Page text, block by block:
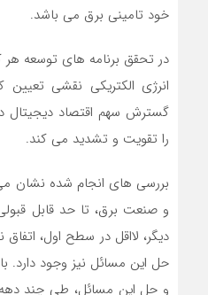
خود تامینی برق می باشد.
در تحقق برنامه های توسعه
انرژی الکتریکی نقشی تعیین
گسترش سهم اقتصاد دیجیتال
را تقویت و تشدید می کند.
بررسی های انجام شده نشان
و صنعت برق، تا حد قابل
دیگر، لااقل در سطح اول،
حل این مسائل نیز وجود دارد.
و حل این مسائل، طی چند